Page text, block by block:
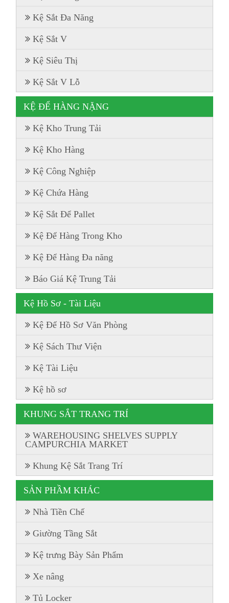
Kệ Sắt Đa Năng
Kệ Sắt V
Kệ Siêu Thị
Kệ Sắt V Lỗ
KỆ ĐỂ HÀNG NẶNG
Kệ Kho Trung Tải
Kệ Kho Hàng
Kệ Công Nghiệp
Kệ Chứa Hàng
Kệ Sắt Để Pallet
Kệ Để Hàng Trong Kho
Kệ Để Hàng Đa năng
Báo Giá Kệ Trung Tải
Kệ Hồ Sơ - Tài Liệu
Kệ Để Hồ Sơ Văn Phòng
Kệ Sách Thư Viện
Kệ Tài Liệu
Kệ hồ sơ
KHUNG SẮT TRANG TRÍ
WAREHOUSING SHELVES SUPPLY
CAMPURCHIA MARKET
Khung Kệ Sắt Trang Trí
SẢN PHẦM KHÁC
Nhà Tiền Chế
Giường Tầng Sắt
Kệ trưng Bày Sản Phẩm
Xe nâng
Tủ Locker